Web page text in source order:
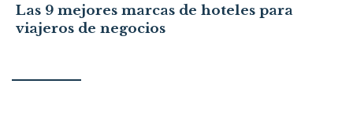
Las 9 mejores marcas de hoteles para
viajeros de negocios